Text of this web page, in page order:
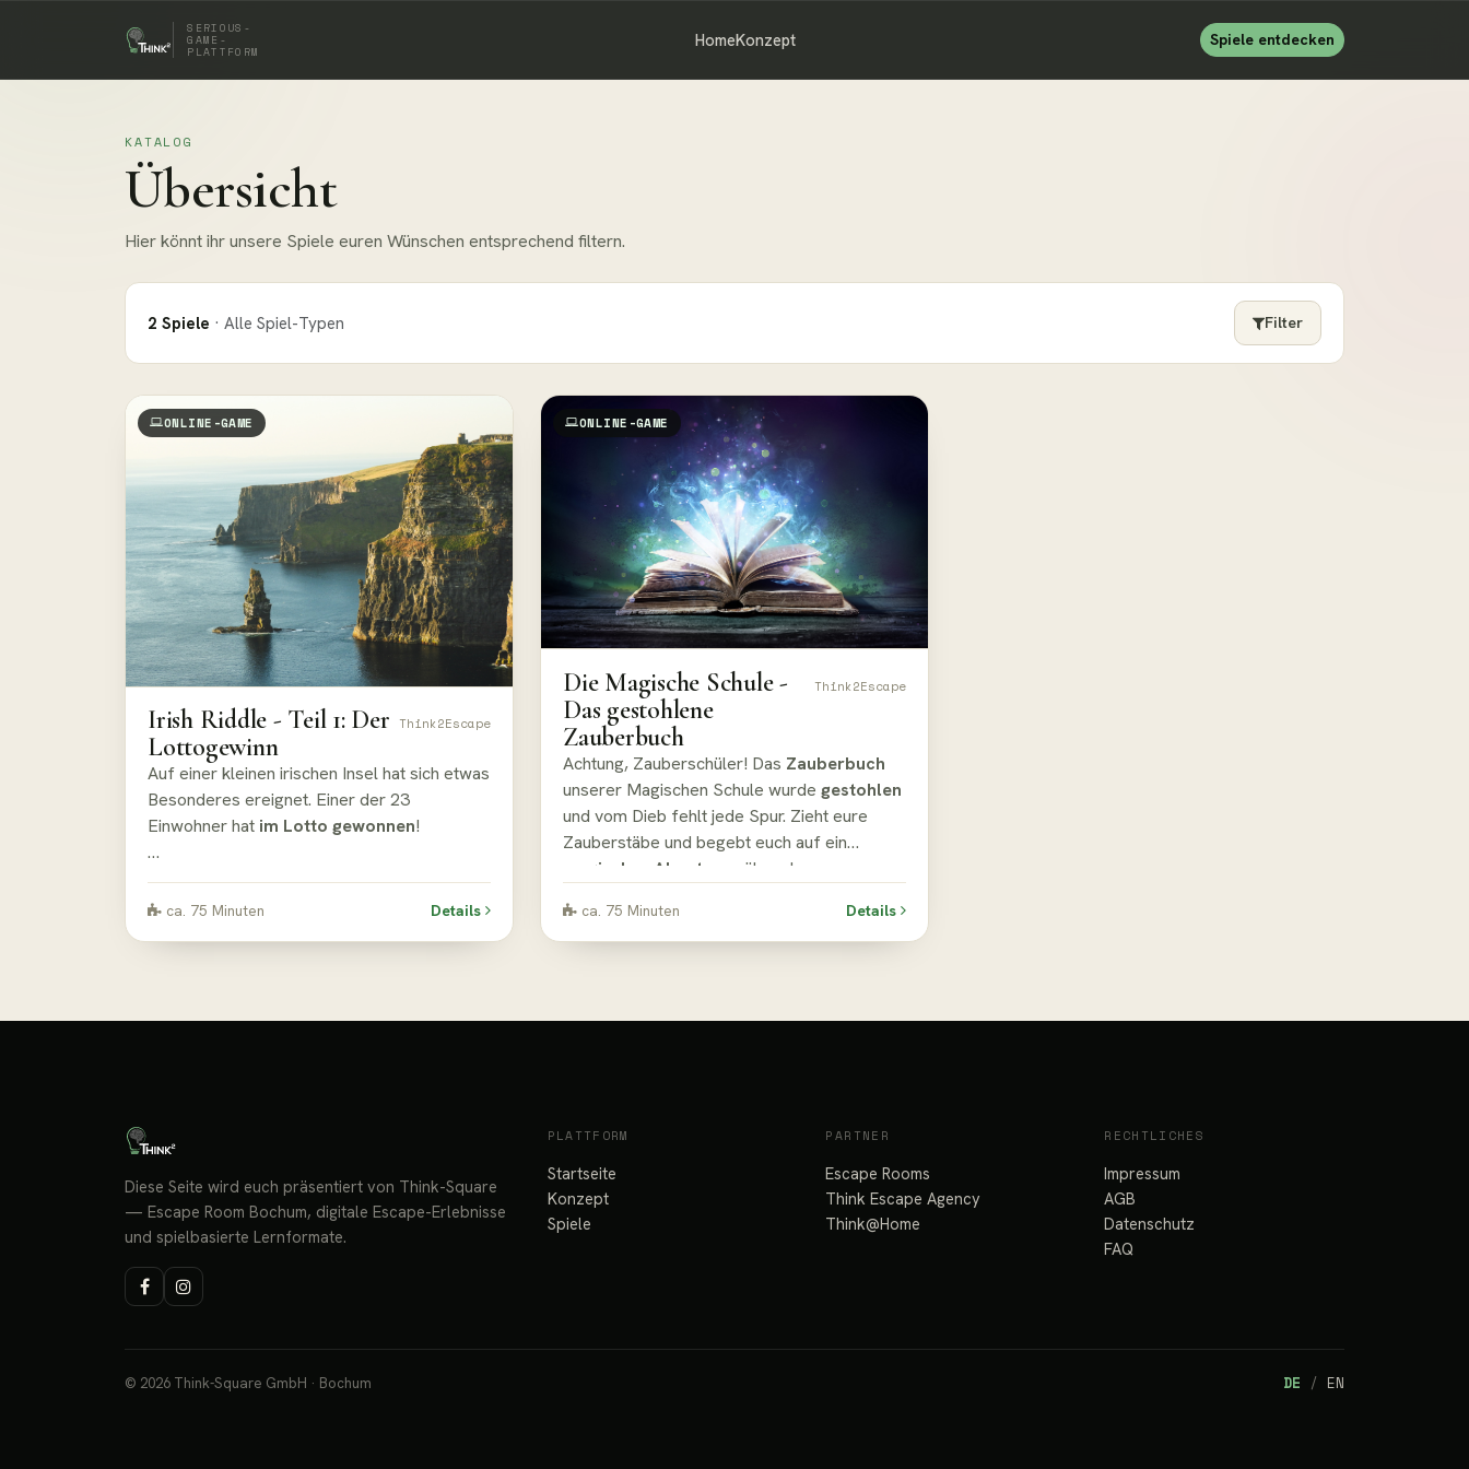
SERIOUS-
GAME-
PLATTFORM
HomeKonzept Spiele entdecken
KATALOG
Übersicht
Hier könnt ihr unsere Spiele euren Wünschen entsprechend filtern.
2 Spiele · Alle Spiel-Typen Filter
ONLINE-GAME
Irish Riddle - Teil 1: Der
Lottogewinn
Think2Escape
Auf einer kleinen irischen Insel hat sich etwas
Besonderes ereignet. Einer der 23
Einwohner hat im Lotto gewonnen!
Gemeinsam mit der Lottoagentin macht ihr
euch auf den Weg zu dem Gewinner. Doch
ca. 75 Minuten Details
ONLINE-GAME
Die Magische Schule -
Das gestohlene
Zauberbuch
Think2Escape
Achtung, Zauberschüler! Das Zauberbuch
unserer Magischen Schule wurde gestohlen
und vom Dieb fehlt jede Spur. Zieht eure
Zauberstäbe und begebt euch auf ein
magisches Abenteuer
über das
ca. 75 Minuten Details
Diese Seite wird euch präsentiert von Think-Square
— Escape Room Bochum, digitale Escape-Erlebnisse
und spielbasierte Lernformate.
PLATTFORM
Startseite
Konzept
Spiele
PARTNER
Escape Rooms
Think Escape Agency
Think@Home
RECHTLICHES
Impressum
AGB
Datenschutz
FAQ
© 2026 Think-Square GmbH · Bochum DE / EN